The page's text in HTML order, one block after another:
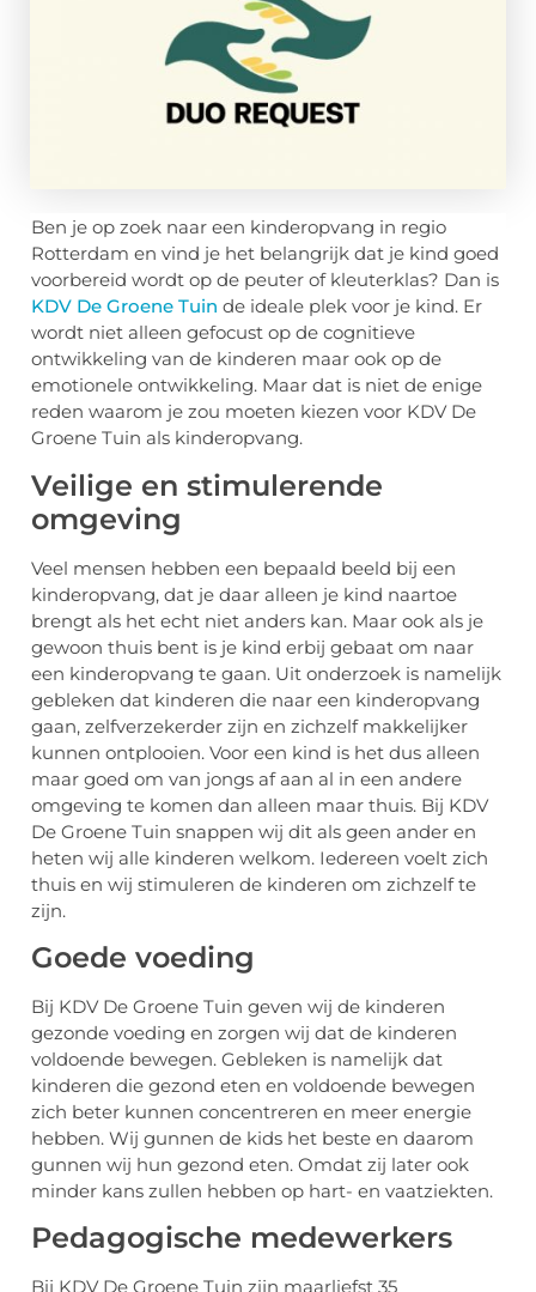
Ben je op zoek naar een kinderopvang in regio
Rotterdam en vind je het belangrijk dat je kind goed
voorbereid wordt op de peuter of kleuterklas? Dan is
KDV De Groene Tuin de ideale plek voor je kind. Er
wordt niet alleen gefocust op de cognitieve
ontwikkeling van de kinderen maar ook op de
emotionele ontwikkeling. Maar dat is niet de enige
reden waarom je zou moeten kiezen voor KDV De
Groene Tuin als kinderopvang.
Veilige en stimulerende
omgeving
Veel mensen hebben een bepaald beeld bij een
kinderopvang, dat je daar alleen je kind naartoe
brengt als het echt niet anders kan. Maar ook als je
gewoon thuis bent is je kind erbij gebaat om naar
een kinderopvang te gaan. Uit onderzoek is namelijk
gebleken dat kinderen die naar een kinderopvang
gaan, zelfverzekerder zijn en zichzelf makkelijker
kunnen ontplooien. Voor een kind is het dus alleen
maar goed om van jongs af aan al in een andere
omgeving te komen dan alleen maar thuis. Bij KDV
De Groene Tuin snappen wij dit als geen ander en
heten wij alle kinderen welkom. Iedereen voelt zich
thuis en wij stimuleren de kinderen om zichzelf te
zijn.
Goede voeding
Bij KDV De Groene Tuin geven wij de kinderen
gezonde voeding en zorgen wij dat de kinderen
voldoende bewegen. Gebleken is namelijk dat
kinderen die gezond eten en voldoende bewegen
zich beter kunnen concentreren en meer energie
hebben. Wij gunnen de kids het beste en daarom
gunnen wij hun gezond eten. Omdat zij later ook
minder kans zullen hebben op hart- en vaatziekten.
Pedagogische medewerkers
Bij KDV De Groene Tuin zijn maarliefst 35